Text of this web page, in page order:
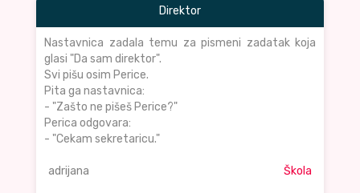
Direktor
Nastavnica zadala temu za pismeni zadatak koja
glasi "Da sam direktor".
Svi pišu osim Perice.
Pita ga nastavnica:
- "Zašto ne pišeš Perice?"
Perica odgovara:
- "Cekam sekretaricu."
adrijana Škola